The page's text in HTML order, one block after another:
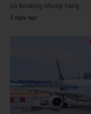
có booking nhưng hàng…
2 ngày ago